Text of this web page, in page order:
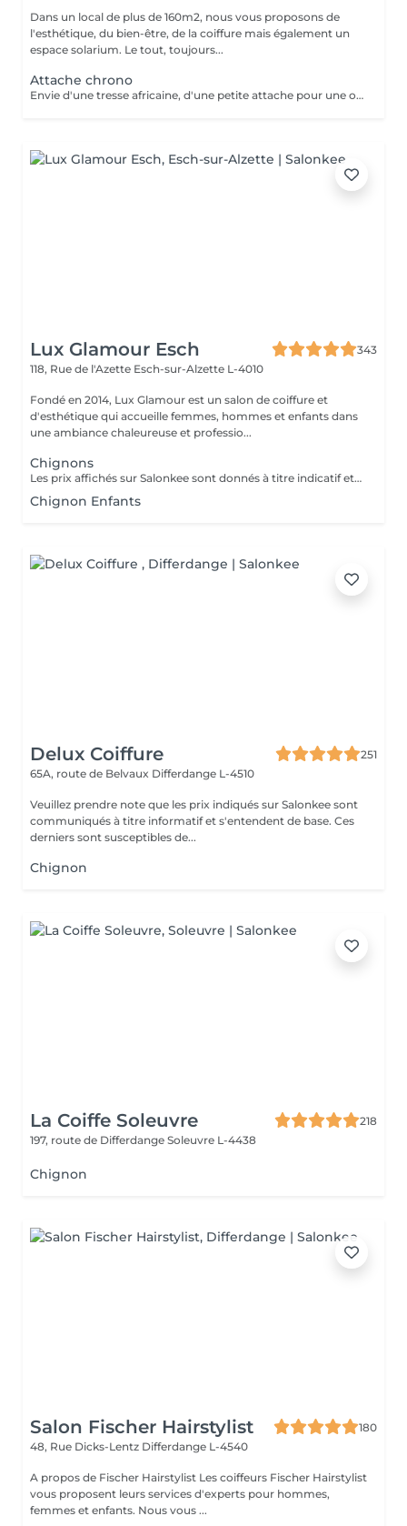
Dans un local de plus de 160m2, nous vous proposons de
l'esthétique, du bien-être, de la coiffure mais également un
espace solarium. Le tout, toujours...
Attache chrono
Envie d'une tresse africaine, d'une petite attache pour une occasion,ce service est mis en place pour une petite mise en beauté de vos cheveux. a partir de 15 EURO puis calculé en fonction du temps passé
Lux Glamour Esch
343
118, Rue de l'Azette Esch-sur-Alzette L-4010
Fondé en 2014, Lux Glamour est un salon de coiffure et
d'esthétique qui accueille femmes, hommes et enfants dans
une ambiance chaleureuse et professio...
Chignons
Les prix affichés sur Salonkee sont donnés à titre indicatif et représentent les tarifs de base. Ceux-ci peuvent varier en fonction du diagnostic effectué lors de votre arrivée au salon et de l'expertise du professionnel à qui vous confiez vos soins de beauté. Dans tout les cas, un devis détaillé vous sera proposé et toute prestation sera réalisée avec votre accord.
Chignon Enfants
Delux Coiffure
251
65A, route de Belvaux Differdange L-4510
Veuillez prendre note que les prix indiqués sur Salonkee sont
communiqués à titre informatif et s'entendent de base. Ces
derniers sont susceptibles de...
Chignon
La Coiffe Soleuvre
218
197, route de Differdange Soleuvre L-4438
Chignon
Salon Fischer Hairstylist
180
48, Rue Dicks-Lentz Differdange L-4540
A propos de Fischer Hairstylist Les coiffeurs Fischer Hairstylist
vous proposent leurs services d'experts pour hommes,
femmes et enfants. Nous vous ...